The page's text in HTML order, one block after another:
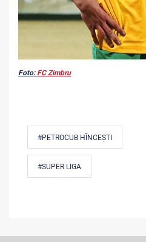
Foto:FC Zimbru
#PETROCUB HÎNCEȘTI
#SUPER LIGA